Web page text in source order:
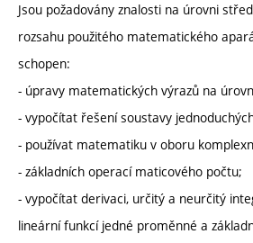
Jsou požadovány znalosti na úrovni
rozsahu použitého matematického
schopen:
- úpravy matematických výrazů na
- vypočítat řešení soustavy
- používat matematiku v oboru
- základních operací maticového počtu;
- vypočítat derivaci, určitý a neurčitý
lineární funkcí jedné proměnné a